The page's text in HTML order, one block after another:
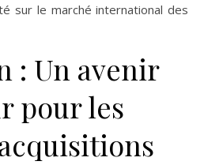
sur le marché international des
: Un avenir
pour les